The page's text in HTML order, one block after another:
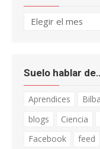
Archivo
Suelo hablar
Aprendices
blogs
Ciencia
Facebook
feed